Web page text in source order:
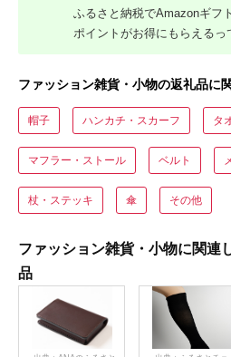
ふるさと納税でAmazonギフ
ポイントがお得にもらえるっ
ファッション雑貨・小物の返礼品に
帽子 ハンカチ・スカーフ タ
マフラー・ストール ベルト
杖・ステッキ 傘 その他
ファッション雑貨・小物に関連
品